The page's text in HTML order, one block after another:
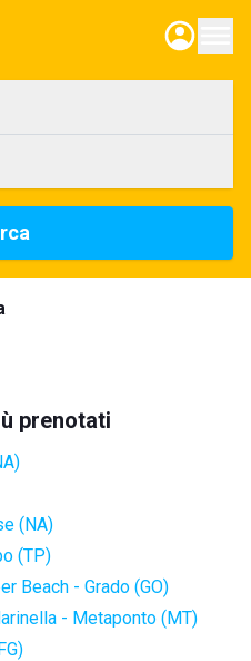
prenotati
(NA)
(TP)
Beach - Grado (GO)
- Metaponto (MT)